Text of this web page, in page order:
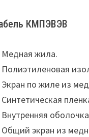
КМПЭВЭВ
Медная жила.
Полиэтиленовая
Экран по жиле из
Синтетическая
Внутренняя
Общий экран из